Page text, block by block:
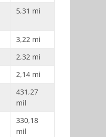
5,31 mi
3,22 mi
2,32 mi
2,14 mi
431,27
mil
330,18
mil